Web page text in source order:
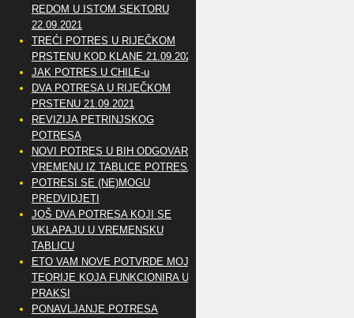
REDOM U ISTOM SEKTORU
22.09.2021
TREĆI POTRES U RIJEČKOM
PRSTENU KOD KLANE 21.09.2021
JAK POTRES U CHILE-u
DVA POTRESA U RIJEČKOM
PRSTENU 21.09.2021
REVIZIJA PETRINJSKOG
POTRESA
NOVI POTRES U BIH ODGOVARA
VREMENU IZ TABLICE POTRESA
POTRESI SE (NE)MOGU
PREDVIDJETI
JOŠ DVA POTRESA KOJI SE
UKLAPAJU U VREMENSKU
TABLICU
ETO VAM NOVE POTVRDE MOJE
TEORIJE KOJA FUNKCIONIRA U
PRAKSI
PONAVLJANJE POTRESA